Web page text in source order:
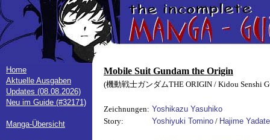
Home
Aktuelle Ausgaben
Updates (08.08.2026)
Neu im Guide (#32171)
Manga-Übersicht
Mobile Suit Gundam the Origin
(機動戦士ガンダムTHE ORIGIN / Kidou Senshi
Zeichnungen: Yoshikazu Yasuhiko
Story:
Yoshiyuki Tomino / Hajime Yadate